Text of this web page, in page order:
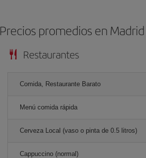
Precios promedios en Madrid
Restaurantes
Comida, Restaurante Barato
Menú comida rápida
Cerveza Local (vaso o pinta de 0.5 litros)
Cappuccino (normal)